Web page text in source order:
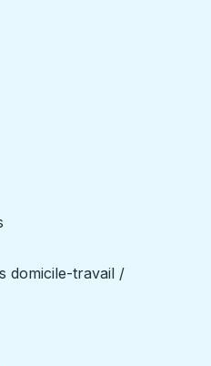
domicile-travail /